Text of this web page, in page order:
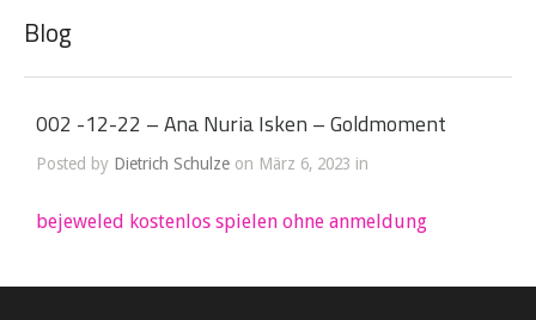
Blog
002 -12-22 – Ana Nuria Isken – Goldmoment
Posted by Dietrich Schulze on März 6, 2023 in
bejeweled kostenlos spielen ohne anmeldung